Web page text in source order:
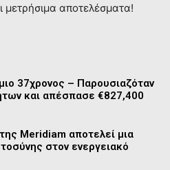
μετρήσιμα αποτελέσματα!
37χρονος – Παρουσιαζόταν
και απέσπασε €827,400
Meridiam αποτελεί μια
στον ενεργειακό